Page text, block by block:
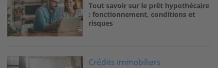
Tout savoir sur le prêt hypothécaire
: fonctionnement, conditions et
risques
Image Crédits immobiliers